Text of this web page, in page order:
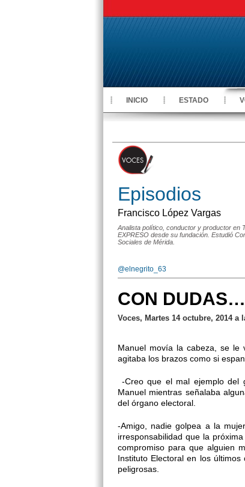
INICIO ESTADO
Episodios
Francisco López Vargas
Analista político, conductor y productor en
EXPRESO desde su fundación. Estudió
Sociales de Mérida.
@elnegrito_63
CON DUDAS…
Voces, Martes 14 octubre, 2014 a
Manuel movía la cabeza, se le
agitaba los brazos como si
-Creo que el mal ejemplo del
Manuel mientras señalaba
del órgano electoral.
-Amigo, nadie golpea a la
irresponsabilidad que la
compromiso para que alguien
Instituto Electoral en los
peligrosas.